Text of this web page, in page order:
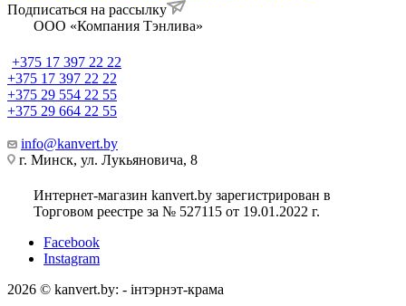
Подписаться на рассылку
ООО «Компания Тэнлива»
+375 17 397 22 22
+375 17 397 22 22
+375 29 554 22 55
+375 29 664 22 55
info@kanvert.by
г. Минск, ул. Лукьяновича, 8
Интернет-магазин kanvert.by зарегистрирован в
Торговом реестре за № 527115 от 19.01.2022 г.
Facebook
Instagram
2026 © kanvert.by: - інтэрнэт-крама